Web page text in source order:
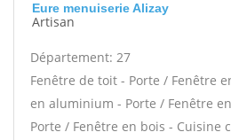
Eure menuiserie Alizay
Artisan
Département: 27
Fenêtre de toit - Porte / Fenêtre
en aluminium - Porte / Fenêtre en
Porte / Fenêtre en bois - Cuisine